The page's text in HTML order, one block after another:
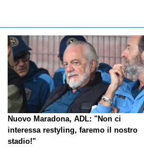
Nuovo Maradona, ADL: "Non ci
interessa restyling, faremo il nostro
stadio!"